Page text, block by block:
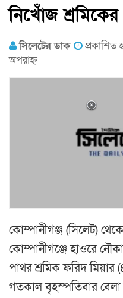
নিখোঁজ
সিলেটের ডাক
অপরাহ্ন
কোম্পানীগঞ্জ (সিলেট)
কোম্পানীগঞ্জে হাওরে
পাথর শ্রমিক ফরিদ মিয়ার
গতকাল বৃহস্পতিবার বেলা